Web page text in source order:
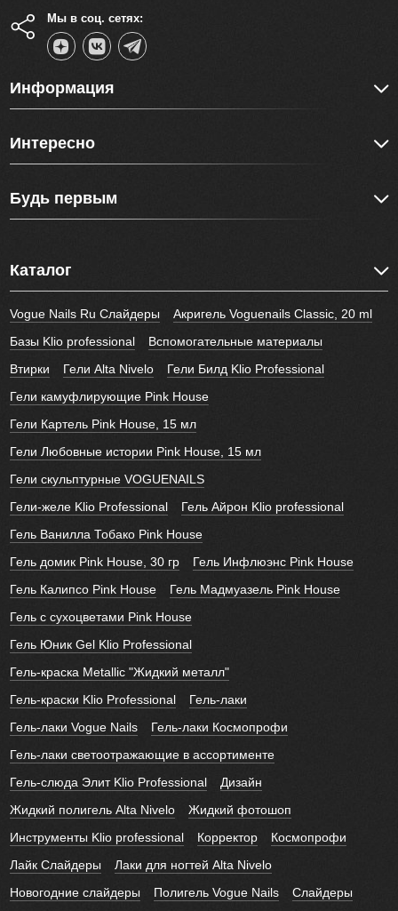
Мы в соц. сетях:
Информация
Интересно
Будь первым
Каталог
Vogue Nails Ru Слайдеры
Акригель Voguenails Classic, 20 ml
Базы Klio professional
Вспомогательные материалы
Втирки
Гели Alta Nivelo
Гели Билд Klio Professional
Гели камуфлирующие Pink House
Гели Картель Pink House, 15 мл
Гели Любовные истории Pink House, 15 мл
Гели скульптурные VOGUENAILS
Гели-желе Klio Professional
Гель Айрон Klio professional
Гель Ванилла Тобако Pink House
Гель домик Pink House, 30 гр
Гель Инфлюэнс Pink House
Гель Калипсо Pink House
Гель Мадмуазель Pink House
Гель с сухоцветами Pink House
Гель Юник Gel Klio Professional
Гель-краска Metallic "Жидкий металл"
Гель-краски Klio Professional
Гель-лаки
Гель-лаки Vogue Nails
Гель-лаки Космопрофи
Гель-лаки светоотражающие в ассортименте
Гель-слюда Элит Klio Professional
Дизайн
Жидкий полигель Alta Nivelo
Жидкий фотошоп
Инструменты Klio professional
Корректор
Космопрофи
Лайк Слайдеры
Лаки для ногтей Alta Nivelo
Новогодние слайдеры
Полигель Vogue Nails
Слайдеры